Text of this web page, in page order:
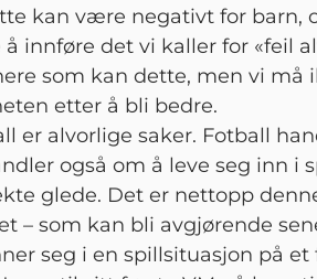
kan være negativt for barn,
innføre det vi kaller for «feil
som kan dette, men vi må
etter å bli bedre.
er alvorlige saker. Fotball
også om å leve seg inn i
glede. Det er nettopp
– som kan bli avgjørende
seg i en spillsituasjon på